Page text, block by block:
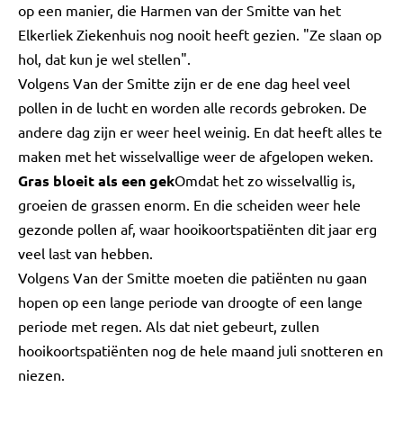
op een manier, die Harmen van der Smitte van het
Elkerliek Ziekenhuis nog nooit heeft gezien. "Ze slaan op
hol, dat kun je wel stellen".
Volgens Van der Smitte zijn er de ene dag heel veel
pollen in de lucht en worden alle records gebroken. De
andere dag zijn er weer heel weinig. En dat heeft alles te
maken met het wisselvallige weer de afgelopen weken.
Gras bloeit als een gekOmdat het zo wisselvallig is,
groeien de grassen enorm. En die scheiden weer hele
gezonde pollen af, waar hooikoortspatiënten dit jaar erg
veel last van hebben.
Volgens Van der Smitte moeten die patiënten nu gaan
hopen op een lange periode van droogte of een lange
periode met regen. Als dat niet gebeurt, zullen
hooikoortspatiënten nog de hele maand juli snotteren en
niezen.